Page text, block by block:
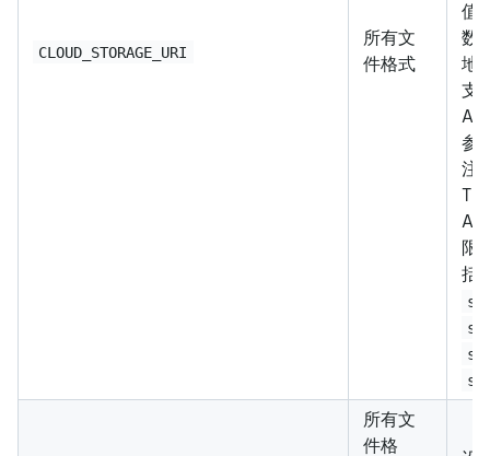
CLOUD_STORAGE_URI
所有文
件格式
值
数
地
支
参
注
限
括
所有文
件格